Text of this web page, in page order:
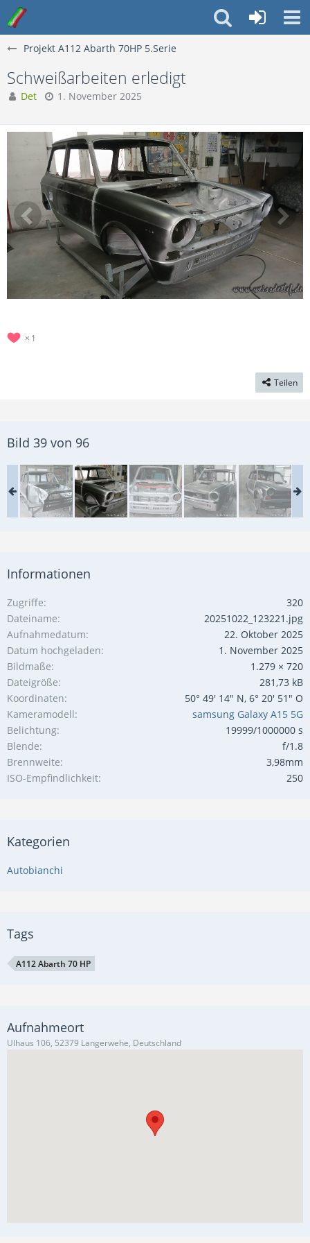
Projekt A112 Abarth 70HP 5.Serie
Schweißarbeiten erledigt
Det 1. November 2025
1
Teilen
Bild 39 von 96
Informationen
Zugriffe
320
Dateiname
20251022_123221.jpg
Aufnahmedatum
22. Oktober 2025
Datum hochgeladen
1. November 2025
Bildmaße
1.279 × 720
Dateigröße
281,73 kB
Koordinaten
50° 49' 14" N, 6° 20' 51" O
Kameramodell
samsung Galaxy A15 5G
Belichtung
19999/1000000 s
Blende
f/1.8
Brennweite
3,98mm
ISO-Empfindlichkeit
250
Kategorien
Autobianchi
Tags
A112 Abarth 70 HP
Aufnahmeort
Ulhaus 106, 52379 Langerwehe, Deutschland